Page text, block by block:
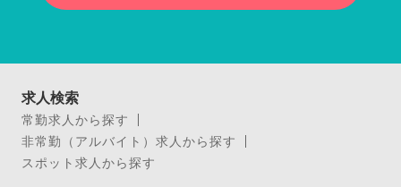
求人検索
常勤求人から探す
非常勤（アルバイト）求人から探す
スポット求人から探す